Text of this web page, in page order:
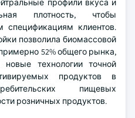
профили вкуса и
плотность, чтобы
спецификациям клиентов.
позволила биомассовой
52% общего рынка,
новые технологии точной
продуктов в
пищевых
розничных продуктов.